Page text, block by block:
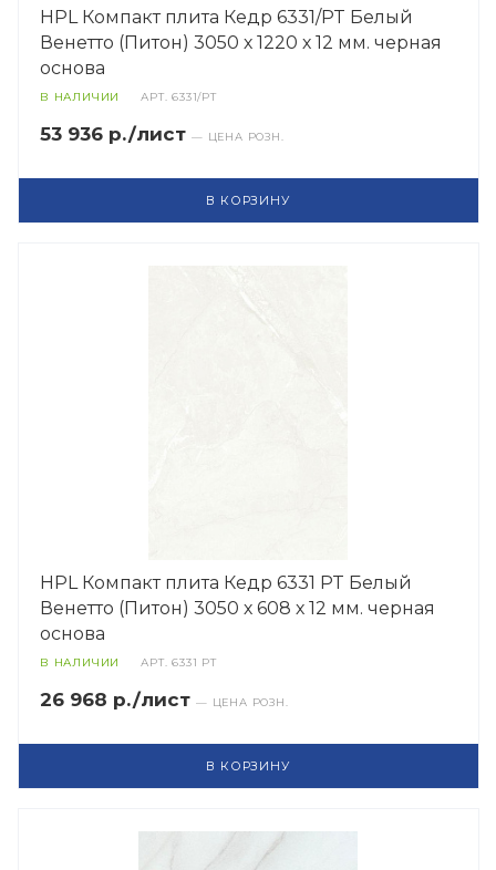
HPL Компакт плита Кедр 6331/PT Белый
Венетто (Питон) 3050 х 1220 х 12 мм. черная
основа
В НАЛИЧИИ АРТ.6331/PT
53 936 р./лист — ЦЕНА РОЗН.
В КОРЗИНУ
HPL Компакт плита Кедр 6331 PT Белый
Венетто (Питон) 3050 х 608 х 12 мм. черная
основа
В НАЛИЧИИ АРТ.6331 PT
26 968 р./лист — ЦЕНА РОЗН.
В КОРЗИНУ